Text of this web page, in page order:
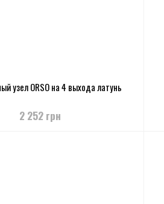
узел ORSO на 4 выхода латунь
2 252 грн